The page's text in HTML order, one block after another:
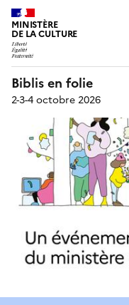
MINISTÈRE
DE LA CULTURE
Biblis en folie
2-3-4 octobre 2026